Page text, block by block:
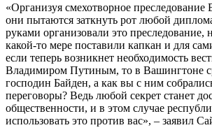
«Организуя смехотворное
они пытаются заткнуть рот любой
руками организовали это преследование,
какой-то мере поставили капкан и для
если теперь возникнет необходимость
Владимиром Путиным, то в Вашингтоне
господин Байден, а как вы с ним
переговоры? Ведь любой секрет станет
общественности, и в этом случае
использовать это против вас», – заявил